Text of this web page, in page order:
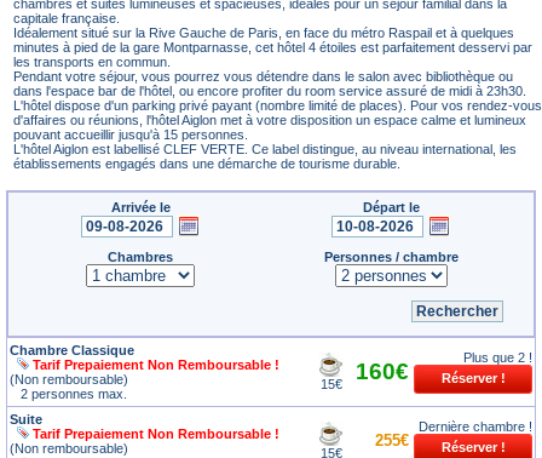
chambres et suites lumineuses et spacieuses, idéales pour un séjour familial dans la
capitale française.
Idéalement situé sur la Rive Gauche de Paris, en face du métro Raspail et à quelques
minutes à pied de la gare Montparnasse, cet hôtel 4 étoiles est parfaitement desservi par
les transports en commun.
Pendant votre séjour, vous pourrez vous détendre dans le salon avec bibliothèque ou
dans l'espace bar de l'hôtel, ou encore profiter du room service assuré de midi à 23h30.
L'hôtel dispose d'un parking privé payant (nombre limité de places). Pour vos rendez-vous
d'affaires ou réunions, l'hôtel Aiglon met à votre disposition un espace calme et lumineux
pouvant accueillir jusqu'à 15 personnes.
L'hôtel Aiglon est labellisé CLEF VERTE. Ce label distingue, au niveau international, les
établissements engagés dans une démarche de tourisme durable.
Arrivée le Départ le
Chambres Personnes / chambre
Chambre Classique
Tarif Prepaiement Non Remboursable !
(Non remboursable)
2 personnes max.
15€ 160€
Plus que 2 !
Suite
Tarif Prepaiement Non Remboursable !
(Non remboursable)
15€
255€
Dernière chambre !